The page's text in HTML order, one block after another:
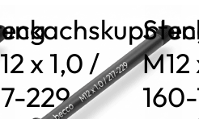
x 1,0 /
229
M12